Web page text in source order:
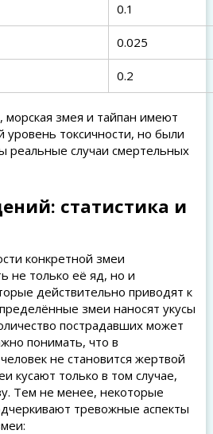
0.1
0.025
0.2
морская змея и тайпан имеют
уровень токсичности, но были
реальные случаи смертельных
статистика и
конкретной змеи
не только её яд, но и
действительно приводят к
змеи наносят укусы
пострадавших может
понимать, что в
не становится жертвой
кусают только в том случае,
Тем не менее, некоторые
тревожные аспекты